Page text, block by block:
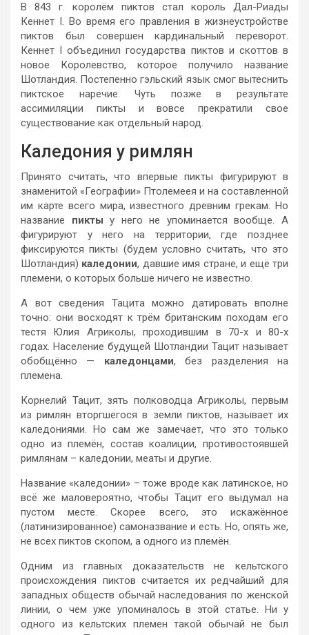
В 843 г. королём пиктов стал король Дал-Риады
Кеннет I. Во время его правления в жизнеустройстве
пиктов был совершен кардинальный переворот.
Кеннет I объединил государства пиктов и скоттов в
новое Королевство, которое получило название
Шотландия. Постепенно гэльский язык смог вытеснить
пиктское наречие. Чуть позже в результате
ассимиляции пикты и вовсе прекратили свое
существование как отдельный народ.
Каледония у римлян
Принято считать, что впервые пикты фигурируют в
знаменитой «Географии» Птолемеея и на составленной
им карте всего мира, известного древним грекам. Но
название пикты у него не упоминается вообще. А
фигурируют у него на территории, где позднее
фиксируются пикты (будем условно считать, что это
Шотландия) каледонии, давшие имя стране, и ещё три
племени, о которых больше ничего не известно.
А вот сведения Тацита можно датировать вполне
точно: они восходят к трём британским походам его
тестя Юлия Агриколы, проходившим в 70-х и 80-х
годах. Население будущей Шотландии Тацит называет
обобщённо — каледонцами, без разделения на
племена.
Корнелий Тацит, зять полководца Агриколы, первым
из римлян вторгшегося в земли пиктов, называет их
каледониями. Но сам же замечает, что это только
одно из племён, состав коалиции, противостоявшей
римлянам – каледонии, меаты и другие.
Название «каледонии» – тоже вроде как латинское, но
всё же маловероятно, чтобы Тацит его выдумал на
пустом месте. Скорее всего, это искажённое
(латинизированное) самоназвание и есть. Но, опять же,
не всех пиктов скопом, а одного из племён.
Одним из главных доказательств не кельтского
происхождения пиктов считается их редчайший для
западных обществ обычай наследования по женской
линии, о чем уже упоминалось в этой статье. Ни у
одного из кельтских племен такой обычай не был